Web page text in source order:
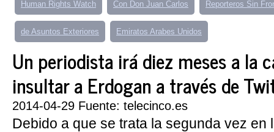
Human Rights Watch Con Don Juan Carlos Reporteros Sin
de Asuntos Exteriores Emiratos Arabes Unidos
Un periodista irá diez meses a la
insultar a Erdogan a través de
2014-04-29 Fuente: telecinco.es
Debido a que se trata la segunda vez en